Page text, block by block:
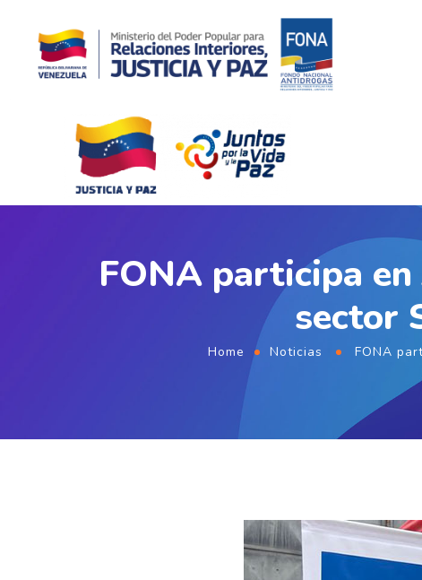
FONA participa
sector
Home Noticias FONA